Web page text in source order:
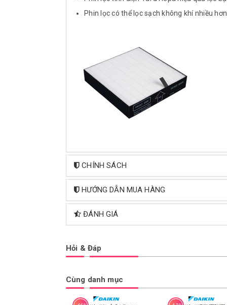
Phin lọc có thể lọc sạch không khí nhiều
CHÍNH SÁCH
HƯỚNG DẪN MUA HÀNG
ĐÁNH GIÁ
Hỏi & Đáp
Cùng danh mục